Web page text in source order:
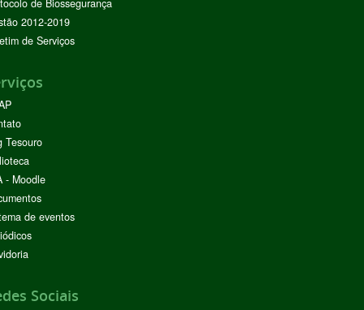
de Biossegurança
2012-2019
de Serviços
Tesouro
- Moodle
de eventos
Sociais